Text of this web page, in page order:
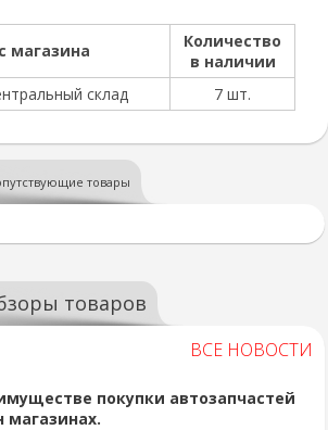
магазина
Количество
в наличии
склад
7 шт.
товары
товаров
ВСЕ НОВОСТИ
покупки автозапчастей
магазинах.